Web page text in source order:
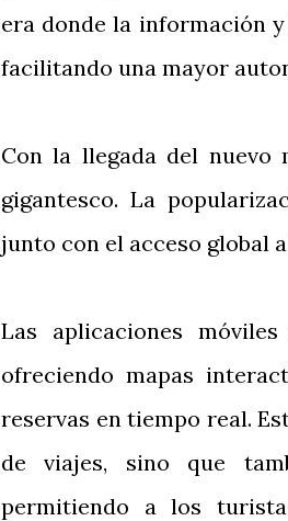
era donde la información
facilitando una mayor
Con la llegada del
gigantesco. La
junto con el acceso global
Las aplicaciones
ofreciendo mapas
reservas en tiempo real.
de viajes, sino que
permitiendo a los